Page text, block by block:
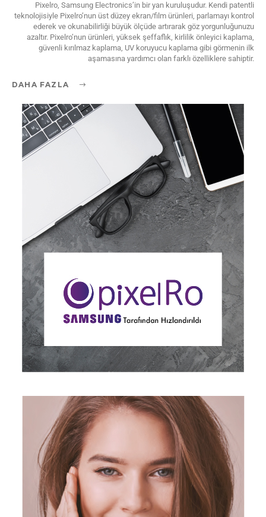
Pixelro, Samsung Electronics’in bir yan kuruluşudur. Kendi patentli
teknolojisiyle Pixelro’nun üst düzey ekran/film ürünleri, parlamayı kontrol
ederek ve okunabilirliği büyük ölçüde artırarak göz yorgunluğunuzu
azaltır. Pixelro’nun ürünleri, yüksek şeffaflık, kirlilik önleyici kaplama,
güvenli kırılmaz kaplama, UV koruyucu kaplama gibi görmenin ilk
aşamasına yardımcı olan farklı özelliklere sahiptir.
DAHA FAZLA